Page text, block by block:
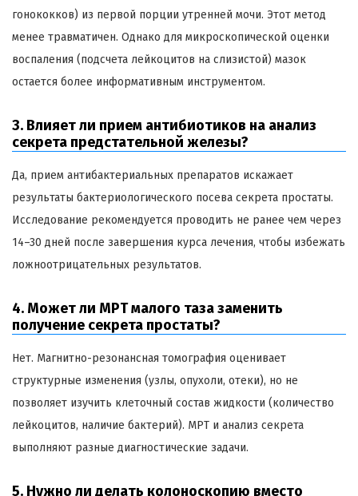
гонококков) из первой порции утренней мочи. Этот метод
менее травматичен. Однако для микроскопической оценки
воспаления (подсчета лейкоцитов на слизистой) мазок
остается более информативным инструментом.
3. Влияет ли прием антибиотиков на анализ
секрета предстательной железы?
Да, прием антибактериальных препаратов искажает
результаты бактериологического посева секрета простаты.
Исследование рекомендуется проводить не ранее чем через
14–30 дней после завершения курса лечения, чтобы избежать
ложноотрицательных результатов.
4. Может ли МРТ малого таза заменить
получение секрета простаты?
Нет. Магнитно-резонансная томография оценивает
структурные изменения (узлы, опухоли, отеки), но не
позволяет изучить клеточный состав жидкости (количество
лейкоцитов, наличие бактерий). МРТ и анализ секрета
выполняют разные диагностические задачи.
5. Нужно ли делать колоноскопию вместо